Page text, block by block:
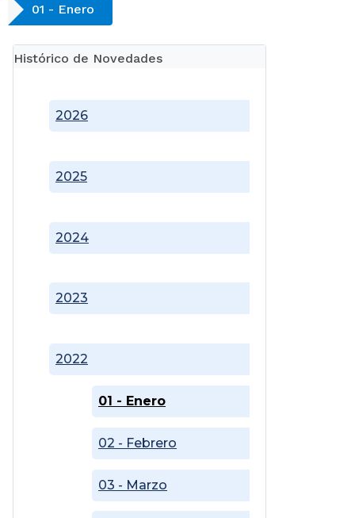
01 - Enero
Histórico de Novedades
2022
01 - Enero
02 - Febrero
03 - Marzo
2023
2024
2025
2026